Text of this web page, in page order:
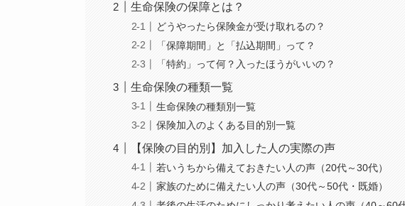
生命保険の保障とは？
どうやったら保険金が受け取れるの？
「保障期間」と「払込期間」って？
「特約」って何？入ったほうがいいの？
生命保険の種類一覧
生命保険の種類別一覧
保険加入のよくある目的別一覧
【保険の目的別】加入した人の実際の声
若いうちから備えておきたい人の声（20代～30代）
家族のために備えたい人の声（30代～50代・既婚）